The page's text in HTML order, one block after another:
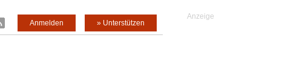
» Unterstützen
Anmelden